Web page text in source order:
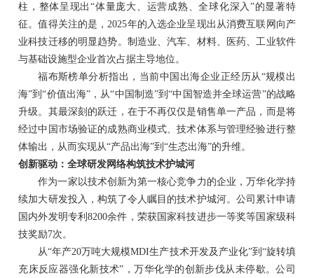
柱，整体呈现出“体量庞大、运营成熟、全球化深入”的显著特
征。值得关注的是，2025年的入选企业呈现出从消费互联网向产
业科技迁移的明显趋势。制造业、汽车、材料、医药、工业软件
与基础设施型企业首次占据主导地位。
福布斯榜单分析指出，当前中国出海企业正经历从 “规模出
海”到“价值出海”，从“中国制造”到“中国智造并全球运营”的战略
升级。其最深刻的跃迁，在于不再仅仅是销售单一产品，而是将
经过中国市场验证的成熟商业模式、技术体系与管理经验进行整
体输出，从而实现从“产品出海”到“生态出海”的升维。
创新驱动：全球研发网络构筑技术护城河
作为一家以技术创新为第一核心竞争力的企业，万华化学持
续加大研发投入，构筑了令人瞩目的技术护城河。公司累计申请
国内外发明专利8200余件，荣获国家科技进步一等奖等国家级科
技奖励7次。
从“年产20万吨大规模MDI生产技术开发及产业化”到“旋转填
充床反应器强化新技术”，万华化学的创新步伐从未停歇。公司